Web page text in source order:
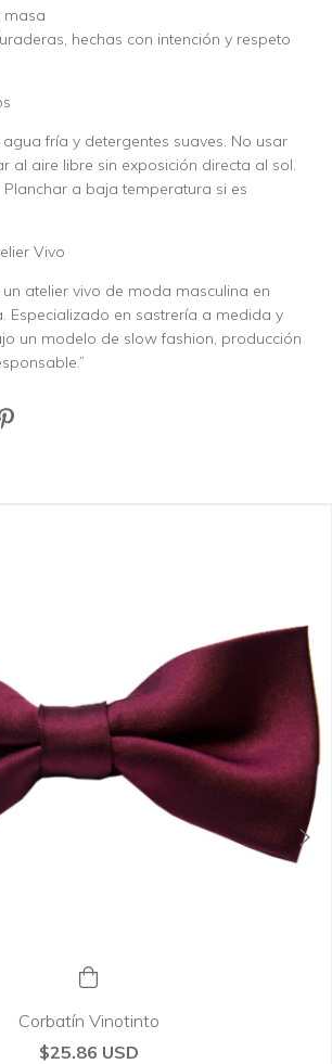
masa
hechas con intención y respeto
fría y detergentes suaves. No usar
al aire libre sin exposición directa al sol.
a baja temperatura si es
Vivo
un atelier vivo de moda masculina en
Especializado en sastrería a medida y
un modelo de slow fashion, producción
Corbatín Vinotinto
$25.86 USD